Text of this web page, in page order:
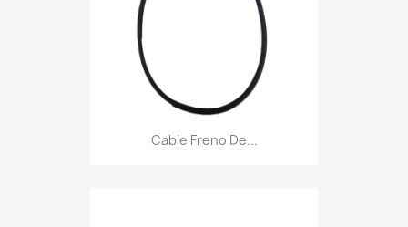
Cable Freno De...